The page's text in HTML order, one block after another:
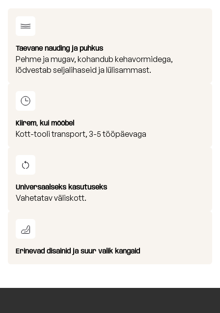
Taevane nauding ja puhkus
Pehme ja mugav, kohandub kehavormidega,
lõdvestab seljalihaseid ja lülisammast.
Kiirem, kui mööbel
Kott-tooli transport, 3-5 tööpäevaga
Universaalseks kasutuseks
Vahetatav väliskott.
Erinevad disainid ja suur valik kangaid